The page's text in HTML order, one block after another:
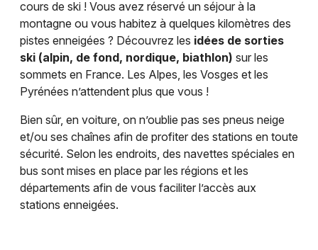
cours de ski ! Vous avez réservé un séjour à la
montagne ou vous habitez à quelques kilomètres des
pistes enneigées ? Découvrez les idées de sorties
ski (alpin, de fond, nordique, biathlon) sur les
sommets en France. Les Alpes, les Vosges et les
Pyrénées n’attendent plus que vous !
Bien sûr, en voiture, on n’oublie pas ses pneus neige
et/ou ses chaînes afin de profiter des stations en toute
sécurité. Selon les endroits, des navettes spéciales en
bus sont mises en place par les régions et les
départements afin de vous faciliter l’accès aux
stations enneigées.